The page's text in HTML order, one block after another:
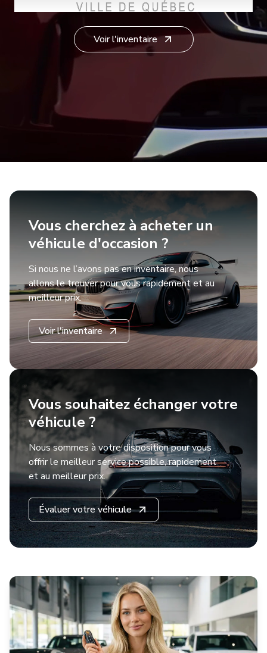
Français
Voir l'inventaire
Vous cherchez à acheter un
véhicule d'occasion ?
Si nous ne l’avons pas en inventaire, nous
allons le trouver pour vous rapidement et au
meilleur prix.
Voir l'inventaire
Vous souhaitez échanger votre
véhicule ?
Nous sommes à votre disposition pour vous
offrir le meilleur service possible, rapidement
et au meilleur prix.
Évaluer votre véhicule